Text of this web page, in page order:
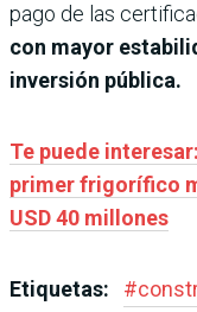
pago de las
con mayor
inversión pública.
Te puede
primer frigorífico
USD 40 millones
Etiquetas: #